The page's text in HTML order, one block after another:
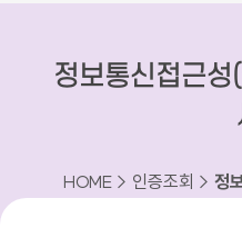
정보통신접근
HOME > 인증조회 > 정